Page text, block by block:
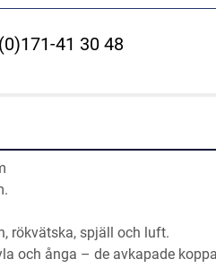
41 30 48
rökvätska, spjäll och luft.
och ånga – de avkapade